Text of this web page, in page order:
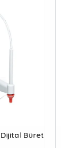
Dijital Büret